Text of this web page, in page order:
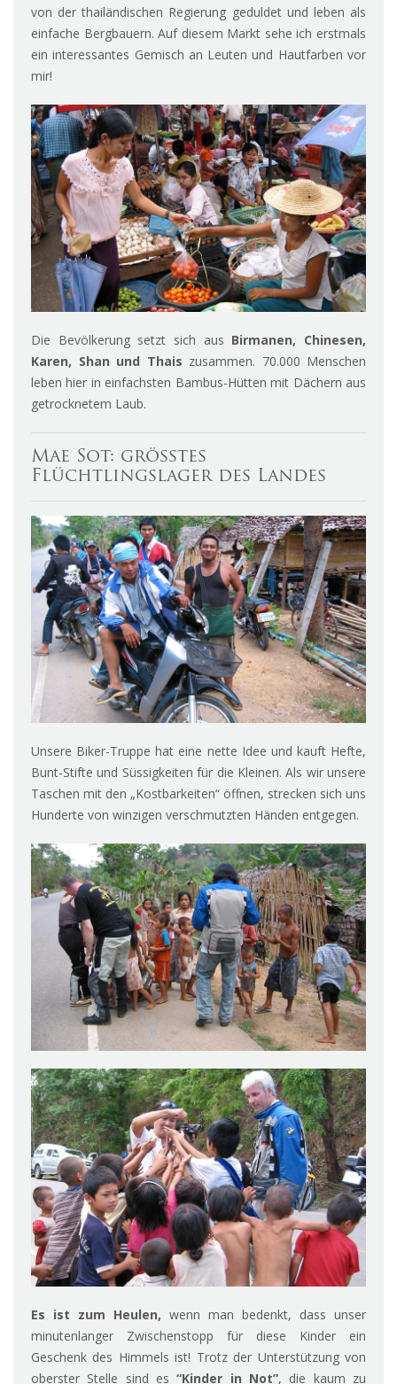
von der thailändischen Regierung geduldet und leben als
einfache Bergbauern. Auf diesem Markt sehe ich erstmals
ein interessantes Gemisch an Leuten und Hautfarben vor
mir!
Die Bevölkerung setzt sich aus Birmanen, Chinesen,
Karen, Shan und Thais zusammen. 70.000 Menschen
leben hier in einfachsten Bambus-Hütten mit Dächern aus
getrocknetem Laub.
Mae Sot: grösstes
Flüchtlingslager des Landes
Unsere Biker-Truppe hat eine nette Idee und kauft Hefte,
Bunt-Stifte und Süssigkeiten für die Kleinen. Als wir unsere
Taschen mit den „Kostbarkeiten“ öffnen, strecken sich uns
Hunderte von winzigen verschmutzten Händen entgegen.
Es ist zum Heulen, wenn man bedenkt, dass unser
minutenlanger Zwischenstopp für diese Kinder ein
Geschenk des Himmels ist! Trotz der Unterstützung von
oberster Stelle sind es“Kinder in Not”, die kaum zu